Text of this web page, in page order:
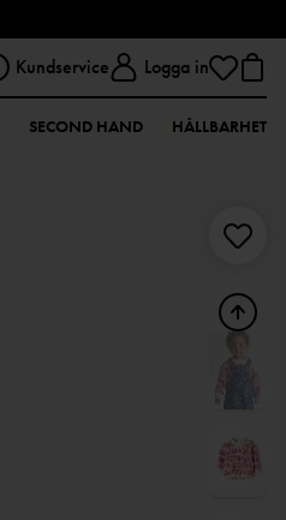
Kundservice Logga in
SECOND HAND HÅLLBARHET